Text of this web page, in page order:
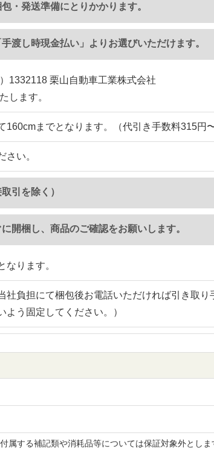
・発送準備にとりかかります。
渡し時現金払い」よりお選びいただけます。
1332118 栗山自動車工業株式会社
します。
160cmまでとなります。（代引き手数料315円
さい。
引を除く）
開梱し、商品のご確認をお願いします。
なります。
社負担にて梱包後お電話いただければ引き取
う固定してください。）
属する補記類や消耗品等については保証対象外とし